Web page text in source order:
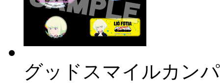
グッドスマイルカン